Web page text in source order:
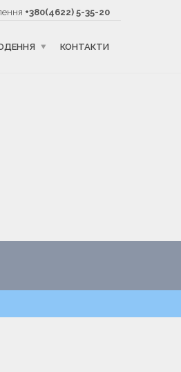
+380(4622) 5-35-20
КОНТАКТИ